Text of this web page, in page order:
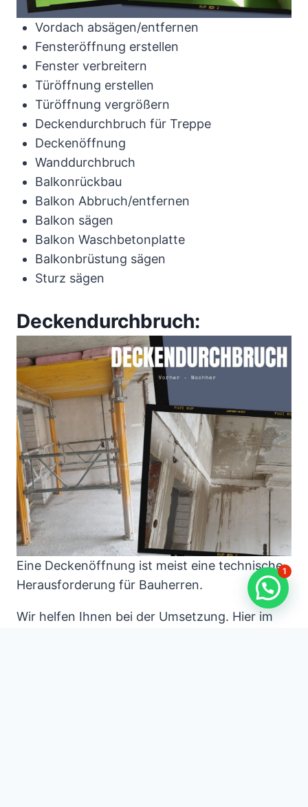
Vordach absägen/entfernen
Fensteröffnung erstellen
Fenster verbreitern
Türöffnung erstellen
Türöffnung vergrößern
Deckendurchbruch für Treppe
Deckenöffnung
Wanddurchbruch
Balkonrückbau
Balkon Abbruch/entfernen
Balkon sägen
Balkon Waschbetonplatte
Balkonbrüstung sägen
Sturz sägen
Deckendurchbruch:
Eine Deckenöffnung ist meist eine technische
Herausforderung für Bauherren.
Wir helfen Ihnen bei der Umsetzung. Hier im
1